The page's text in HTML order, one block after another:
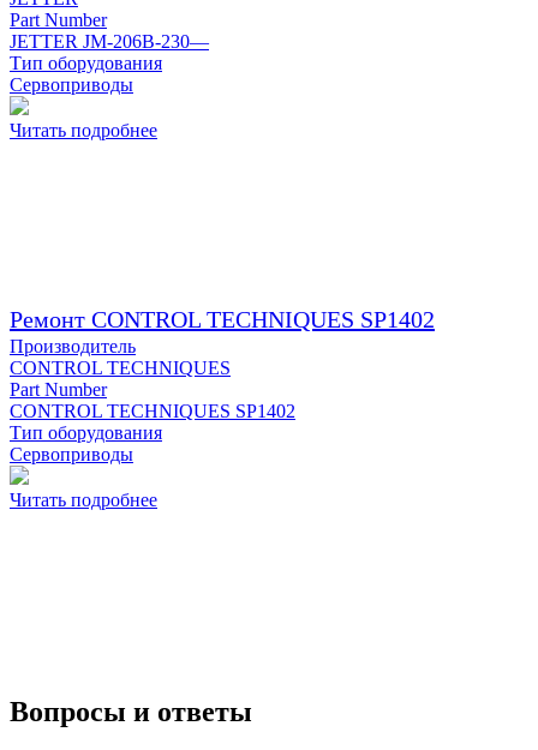
Part Number
JETTER JM-206B-230—
Тип оборудования
Сервоприводы
Читать подробнее
Ремонт CONTROL TECHNIQUES SP1402
Производитель
CONTROL TECHNIQUES
Part Number
CONTROL TECHNIQUES SP1402
Тип оборудования
Сервоприводы
Читать подробнее
Вопросы и ответы